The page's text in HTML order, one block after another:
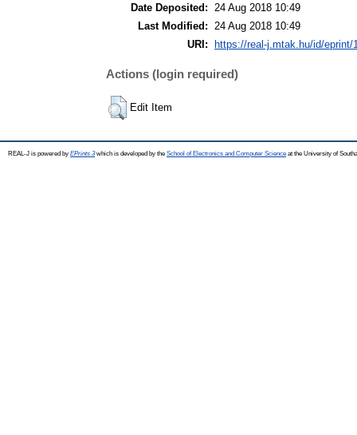
Date Deposited: 24 Aug 2018 10:49
Last Modified: 24 Aug 2018 10:49
URI:
https://real-j.mtak.hu/id/eprint/
Actions (login required)
Edit Item
REAL-J is powered by EPrints 3which is developed by the School of Electronics and Computer Science at the University of